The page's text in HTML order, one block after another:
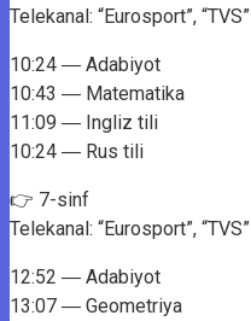
Telekanal: “Eurosport”, “TVS”
10:24 ― Adabiyot
10:43 ― Matematika
11:09 ― Ingliz tili
10:24 ― Rus tili
👉 7-sinf
Telekanal: “Eurosport”, “TVS”
12:52 ― Adabiyot
13:07 ― Geometriya